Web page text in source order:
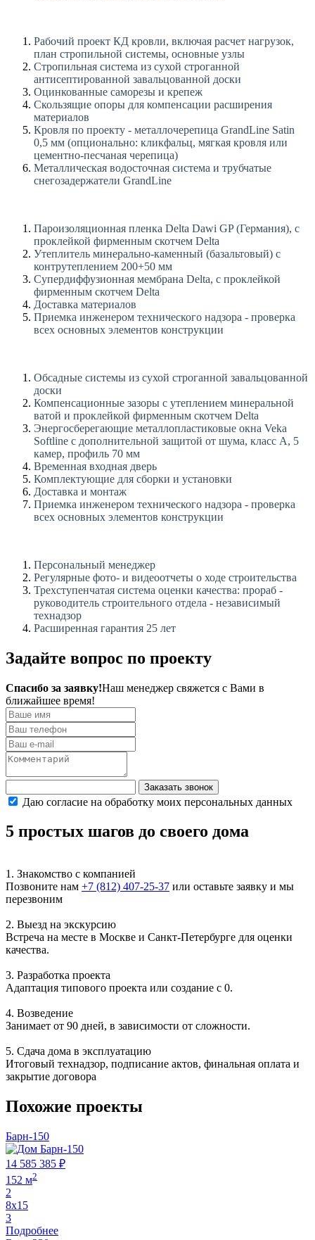
Рабочий проект КД кровли, включая расчет нагрузок,
план стропильной системы, основные узлы
Стропильная система из сухой строганной
антисептированной завальцованной доски
Оцинкованные саморезы и крепеж
Скользящие опоры для компенсации расширения
материалов
Кровля по проекту - металлочерепица GrandLine Satin
0,5 мм (опционально: кликфальц, мягкая кровля или
цементно-песчаная черепица)
Металлическая водосточная система и трубчатые
снегозадержатели GrandLine
Пароизоляционная пленка Delta Dawi GP (Германия), с
проклейкой фирменным скотчем Delta
Утеплитель минерально-каменный (базальтовый) с
контрутеплением 200+50 мм
Супердиффузионная мембрана Delta, с проклейкой
фирменным скотчем Delta
Доставка материалов
Приемка инженером технического надзора - проверка
всех основных элементов конструкции
Обсадные системы из сухой строганной завальцованной
доски
Компенсационные зазоры с утеплением минеральной
ватой и проклейкой фирменным скотчем Delta
Энергосберегающие металлопластиковые окна Veka
Softline с дополнительной защитой от шума, класс А, 5
камер, профиль 70 мм
Временная входная дверь
Комплектующие для сборки и установки
Доставка и монтаж
Приемка инженером технического надзора - проверка
всех основных элементов конструкции
Персональный менеджер
Регулярные фото- и видеоотчеты о ходе строительства
Трехступенчатая система оценки качества: прораб -
руководитель строительного отдела - независимый
технадзор
Расширенная гарантия 25 лет
Задайте вопрос по проекту
Спасибо за заявку!Наш менеджер свяжется с Вами в
ближайшее время!
Заказать звонок
Даю согласие на обработку моих персональных данных
5 простых шагов до своего дома
1. Знакомство с компанией
Позвоните нам +7 (812) 407-25-37 или оставьте заявку и мы
перезвоним
2. Выезд на экскурсию
Встреча на месте в Москве и Санкт-Петербурге для оценки
качества.
3. Разработка проекта
Адаптация типового проекта или создание с 0.
4. Возведение
Занимает от 90 дней, в зависимости от сложности.
5. Сдача дома в эксплуатацию
Итоговый технадзор, подписание актов, финальная оплата и
закрытие договора
Похожие проекты
Барн-150
14 585 385 ₽
152 м2
2
8х15
3
Подробнее